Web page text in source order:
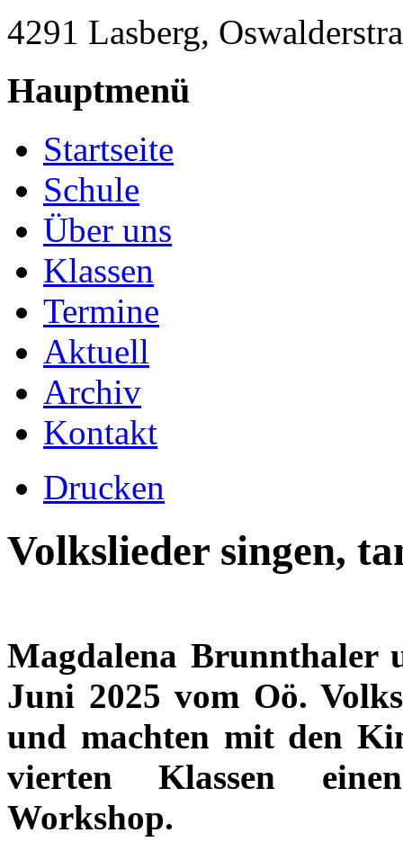
4291 Lasberg,
Hauptmenü
Startseite
Schule
Über uns
Klassen
Termine
Aktuell
Archiv
Kontakt
Drucken
Volkslieder singen,
Magdalena Brunnthaler
Juni 2025 vom Oö.
und machten mit den
vierten Klassen
Workshop.